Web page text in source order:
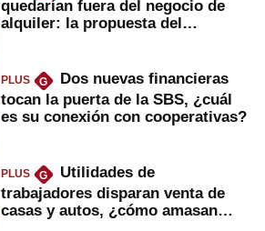
quedarían fuera del negocio de
alquiler: la propuesta del
PLUS G
Dos nuevas financieras
tocan la puerta de la SBS, ¿cuál
es su conexión con cooperativas?
PLUS G
Utilidades de
trabajadores disparan venta de
casas y autos, ¿cómo amasan